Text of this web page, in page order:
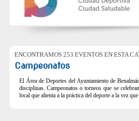
ENCONTRAMOS 253 EVENTOS EN ESTA
Campeonatos
El Área de Deportes del Ayuntamiento de
disciplinas. Campeonatos o torneos que se
local que alienta a la práctica del deporte a la vez